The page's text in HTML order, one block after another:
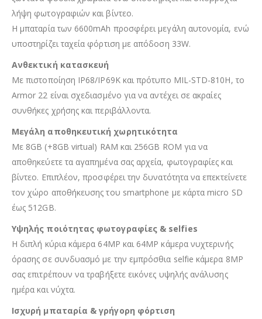
λήψη φωτογραφιών και βίντεο.
Η μπαταρία των 6600mAh προσφέρει μεγάλη αυτονομία, ενώ
υποστηρίζει ταχεία φόρτιση με απόδοση 33W.
Ανθεκτική κατασκευή
Με πιστοποίηση IP68/IP69K και πρότυπο MIL-STD-810H, το
Armor 22 είναι σχεδιασμένο για να αντέχει σε ακραίες
συνθήκες χρήσης και περιβάλλοντα.
Μεγάλη αποθηκευτική χωρητικότητα
Με 8GB (+8GB virtual) RAM και 256GB ROM για να
αποθηκεύετε τα αγαπημένα σας αρχεία, φωτογραφίες και
βίντεο. Επιπλέον, προσφέρει την δυνατότητα να επεκτείνετε
τον χώρο αποθήκευσης του smartphone με κάρτα micro SD
έως 512GB.
Υψηλής ποιότητας φωτογραφίες & selfies
Η διπλή κύρια κάμερα 64MP και 64MP κάμερα νυχτερινής
όρασης σε συνδυασμό με την εμπρόσθια selfie κάμερα 8MP
σας επιτρέπουν να τραβήξετε εικόνες υψηλής ανάλυσης
ημέρα και νύχτα.
Ισχυρή μπαταρία & γρήγορη φόρτιση